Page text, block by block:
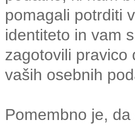
pomagali potrditi
identiteto in vam
zagotovili pravico
vaših osebnih
Pomembno je,